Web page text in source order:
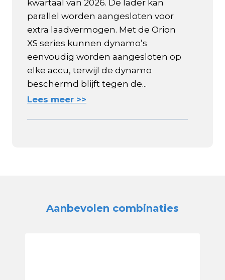
kwartaal van 2026. De lader kan
parallel worden aangesloten voor
extra laadvermogen. Met de Orion
XS series kunnen dynamo’s
eenvoudig worden aangesloten op
elke accu, terwijl de dynamo
beschermd blijft tegen de...
Lees meer >>
Aanbevolen combinaties